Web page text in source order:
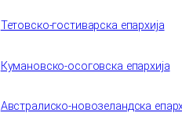
Тетовско-гостиварска епархија
Кумановско-осоговска епархија
Австралиско-новозеландска